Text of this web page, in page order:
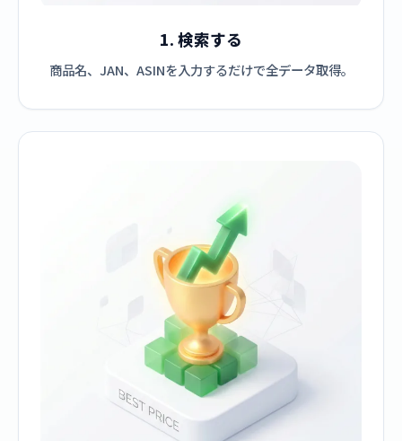
1. 検索する
商品名、JAN、ASINを入力するだけで全データ取得。